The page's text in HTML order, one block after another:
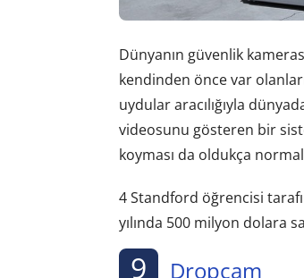
Dünyanın güvenlik
kendinden önce var
uydular aracılığıyla
videosunu gösteren bir
koyması da oldukça
4 Standford öğrencisi
yılında 500 milyon dolara
9 Dropcam